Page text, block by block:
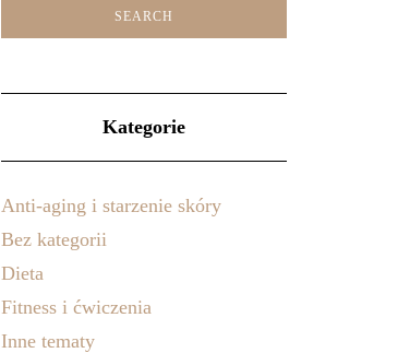
Kategorie
Anti-aging i starzenie skóry
Bez kategorii
Dieta
Fitness i ćwiczenia
Inne tematy